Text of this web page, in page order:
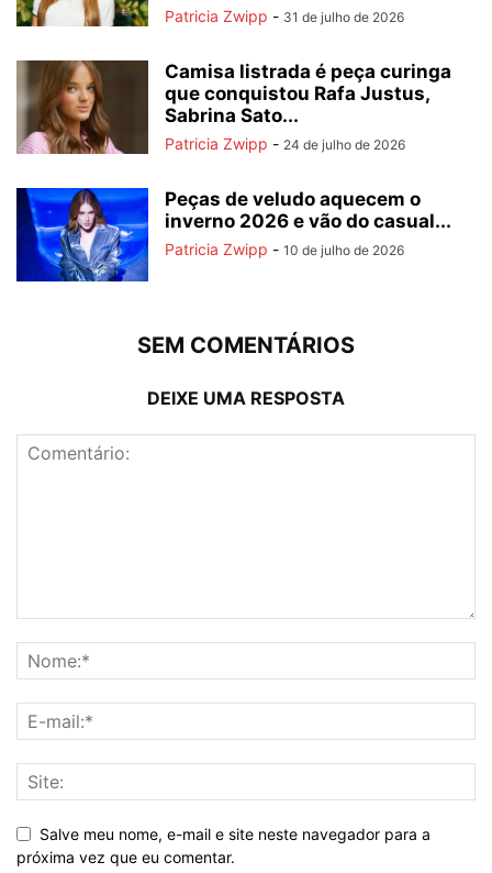
Patricia Zwipp - 31 de julho de 2026
Camisa listrada é peça curinga
que conquistou Rafa Justus,
Sabrina Sato...
Patricia Zwipp - 24 de julho de 2026
Peças de veludo aquecem o
inverno 2026 e vão do casual...
Patricia Zwipp - 10 de julho de 2026
SEM COMENTÁRIOS
DEIXE UMA RESPOSTA
Salve meu nome, e-mail e site neste navegador para a
próxima vez que eu comentar.